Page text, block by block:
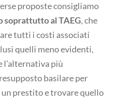
proposte consigliamo
al TAEG, che
tutti i costi associati
quelli meno evidenti,
l’alternativa più
basilare per
prestito e trovare quello